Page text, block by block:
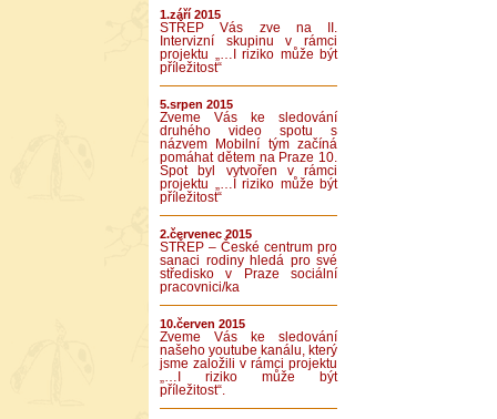
1.září 2015
STŘEP Vás zve na II.
Intervizní skupinu v rámci
projektu „…I riziko může být
příležitost“
5.srpen 2015
Zveme Vás ke sledování
druhého video spotu s
názvem Mobilní tým začíná
pomáhat dětem na Praze 10.
Spot byl vytvořen v rámci
projektu „…I riziko může být
příležitost“
2.červenec 2015
STŘEP – České centrum pro
sanaci rodiny hledá pro své
středisko v Praze sociální
pracovnici/ka
10.červen 2015
Zveme Vás ke sledování
našeho youtube kanálu, který
jsme založili v rámci projektu
„…I riziko může být
příležitost“.